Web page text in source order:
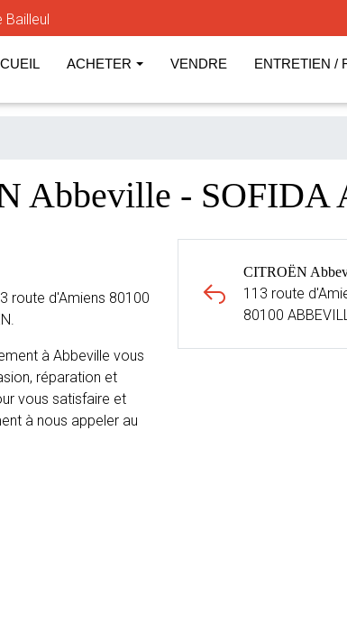
ACHETER VENDRE ENTRETIEN /
Abbeville -
CITROËN
113 route
80100
route d'Amiens 80100
à Abbeville vous
réparation et
vous satisfaire et
à nous appeler au